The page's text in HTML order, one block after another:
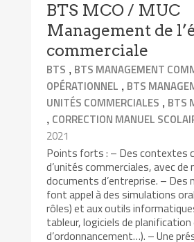
BTS MCO / MUC
Management de
commerciale
BTS , BTS MANAGEMENT
OPÉRATIONNEL , BTS
UNITÉS COMMERCIALES , BTS
, CORRECTION MANUEL
2021
Points forts : – Des contextes
d’unités commerciales, avec de
documents d’entreprise. – Des
font appel à des simulations
rôles) et aux outils
tableur, logiciels de
d’ordonnancement…). – Une